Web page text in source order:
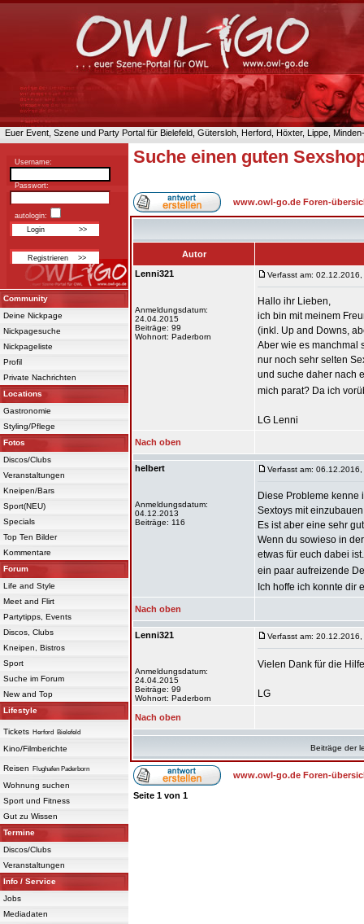
Euer Event, Szene und Party Portal für Bielefeld, Gütersloh, Herford, Höxter, Lippe,
Username:
Passwort:
autologin:
Community
Deine Nickpage
Nickpagesuche
Nickpageliste
Profil
Private Nachrichten
Locations
Gastronomie
Styling/Pflege
Fotos
Discos/Clubs
Veranstaltungen
Kneipen/Bars
Sport(NEU)
Specials
Top Ten Bilder
Kommentare
Forum
Life and Style
Meet and Flirt
Partytipps, Events
Discos, Clubs
Kneipen, Bistros
Sport
Suche im Forum
New and Top
Lifestyle
Tickets Herford Bielefeld
Kino/Filmberichte
Reisen Flughafen Paderborn
Wohnung suchen
Sport und Fitness
Gut zu Wissen
Termine
Discos/Clubs
Veranstaltungen
Info / Service
Jobs
Mediadaten
Suche einen guten
www.owl-go.de Foren-
Autor
Lenni321
Anmeldungsdatum:
24.04.2015
Beiträge: 99
Wohnort: Paderborn
Verfasst am:
Hallo ihr Lieben,
ich bin mit meinem
(inkl. Up and Downs,
Aber wie es manchmal
nur noch sehr selten
und suche daher nach
mich parat? Da ich
LG Lenni
Nach oben
helbert
Anmeldungsdatum:
04.12.2013
Beiträge: 116
Verfasst am:
Diese Probleme kenne
Sextoys mit
Es ist aber eine sehr
Wenn du sowieso in
etwas für euch dabei
ein paar aufreizende
Ich hoffe ich konnte
Nach oben
Lenni321
Anmeldungsdatum:
24.04.2015
Beiträge: 99
Wohnort: Paderborn
Verfasst am:
Vielen Dank für die
LG
Nach oben
Beiträge der
www.owl-go.de Foren-
Seite 1 von 1